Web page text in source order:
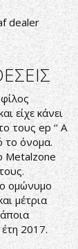
dealer
είχε κάνει
τους ep ‘’ A
το όνομα.
Metalzone
ομώνυμο
μέτρια
έτη 2017.